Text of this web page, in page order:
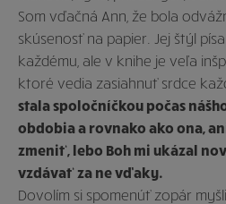
Som vďačná Ann, že bola
skúsenosť na papier. Jej štýl
každému, ale v knihe je veľa
ktoré vedia zasiahnuť srdce
stala spoločníčkou počas
obdobia a rovnako ako ona,
zmeniť, lebo Boh mi ukázal
vzdávať za ne vďaky.
Dovolím si spomenúť zopár